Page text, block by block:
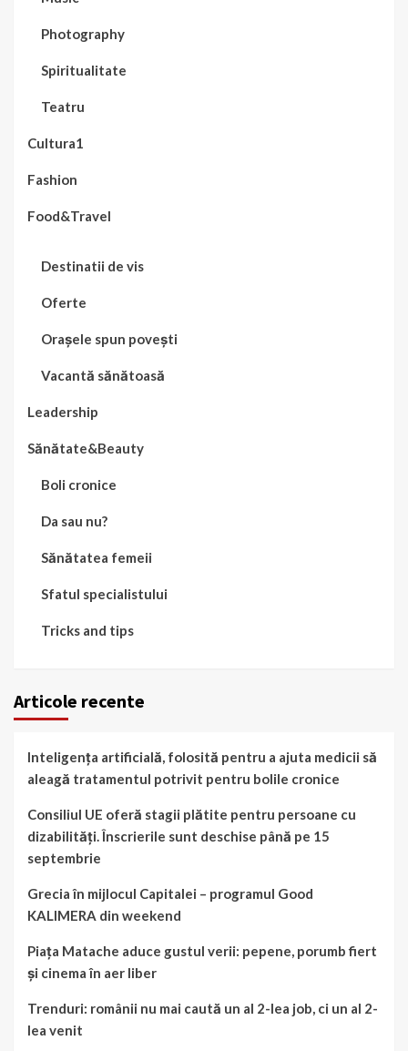
Photography
Spiritualitate
Teatru
Cultura1
Fashion
Food&Travel
Destinatii de vis
Oferte
Orașele spun povești
Vacantă sănătoasă
Leadership
Sănătate&Beauty
Boli cronice
Da sau nu?
Sănătatea femeii
Sfatul specialistului
Tricks and tips
Articole recente
Inteligența artificială, folosită pentru a ajuta medicii să
aleagă tratamentul potrivit pentru bolile cronice
Consiliul UE oferă stagii plătite pentru persoane cu
dizabilități. Înscrierile sunt deschise până pe 15
septembrie
Grecia în mijlocul Capitalei – programul Good
KALIMERA din weekend
Piața Matache aduce gustul verii: pepene, porumb fiert
și cinema în aer liber
Trenduri: românii nu mai caută un al 2-lea job, ci un al 2-
lea venit